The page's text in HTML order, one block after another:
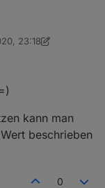
23:18
kann man
beschrieben
0